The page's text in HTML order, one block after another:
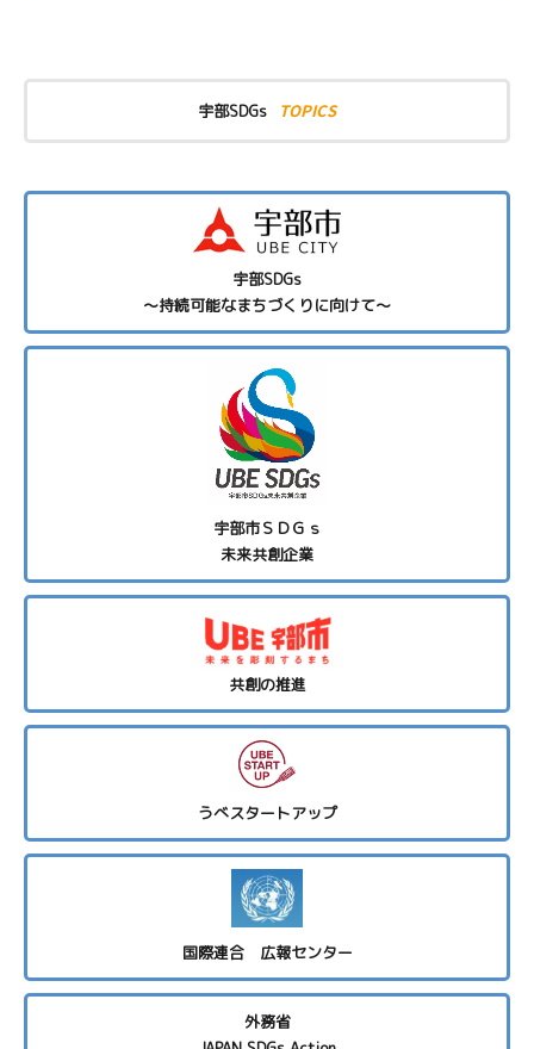
宇部SDGs TOPICS
宇部SDGs
～持続可能なまちづくりに向けて～
宇部市ＳＤＧｓ
未来共創企業
共創の推進
うべスタートアップ
国際連合 広報センター
外務省